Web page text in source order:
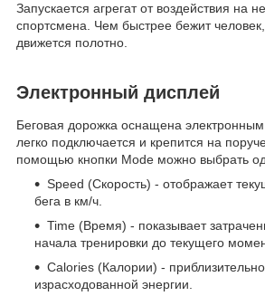
Запускается агрегат от воздействия на
спортсмена. Чем быстрее бежит
движется полотно.
Электронный дисплей
Беговая дорожка оснащена
легко подключается и крепится на
помощью кнопки Mode можно выбрать
Speed (Скорость) - отображает
бега в км/ч.
Time (Время) - показывает
начала тренировки до текущего
Calories (Калории) -
израсходованной энергии.